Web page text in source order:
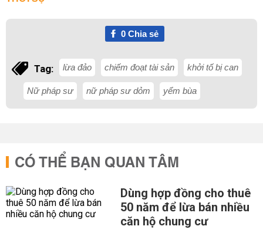
0Chia sẻ
Tag: lừa đảo chiếm đoạt tài sản khởi tố bị can
Nữ pháp sư nữ pháp sư dỏm yểm bùa
CÓ THỂ BẠN QUAN TÂM
Dùng hợp đồng cho thuê
50 năm để lừa bán nhiều
căn hộ chung cư